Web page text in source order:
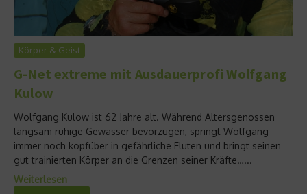
Körper & Geist
G-Net extreme mit Ausdauerprofi Wolfgang
Kulow
Wolfgang Kulow ist 62 Jahre alt. Während Altersgenossen
langsam ruhige Gewässer bevorzugen, springt Wolfgang
immer noch kopfüber in gefährliche Fluten und bringt seinen
gut trainierten Körper an die Grenzen seiner Kräfte…...
Weiterlesen